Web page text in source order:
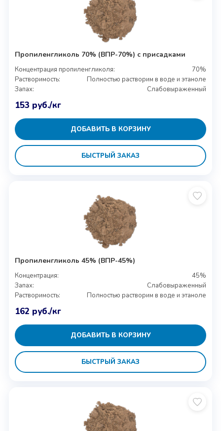
Пропиленгликоль 70% (ВПР-70%) с присадками
Концентрация пропиленгликоля:
70%
Растворимость:
Полностью растворим в воде и этаноле
Запах:
Слабовыраженный
153 руб./кг
ДОБАВИТЬ В КОРЗИНУ
БЫСТРЫЙ ЗАКАЗ
Пропиленгликоль 45% (ВПР-45%)
Концентрация:
45%
Запах:
Слабовыраженный
Растворимость:
Полностью растворим в воде и этаноле
162 руб./кг
ДОБАВИТЬ В КОРЗИНУ
БЫСТРЫЙ ЗАКАЗ